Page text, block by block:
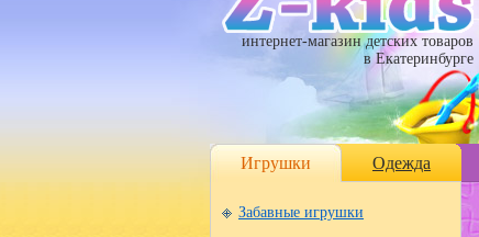
интернет-магазин детских товаров
в Екатеринбурге
Игрушки Одежда
Забавные игрушки